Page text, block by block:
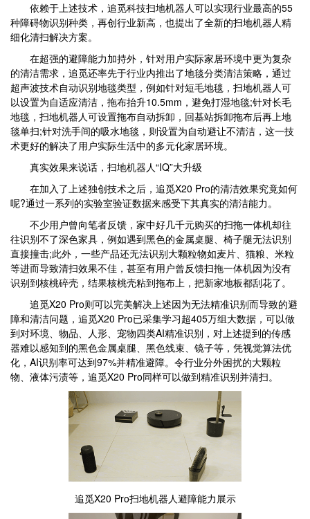
依赖于上述技术，追觅科技扫地机器人可以实现行业最高的55
种障碍物识别种类，再创行业新高，也提出了全新的扫地机器人精
细化清扫解决方案。
在超强的避障能力加持外，针对用户实际家居环境中更为复杂
的清洁需求，追觅还率先于行业内推出了地毯分类清洁策略，通过
超声波技术自动识别地毯类型，例如针对短毛地毯，扫地机器人可
以设置为自适应清洁，拖布抬升10.5mm，避免打湿地毯;针对长毛
地毯，扫地机器人可设置拖布自动拆卸，回基站拆卸拖布后再上地
毯单扫;针对洗手间的吸水地毯，则设置为自动避让不清洁，这一技
术更好的解决了用户实际生活中的多元化家居环境。
真实效果来说话，扫地机器人“IQ”大升级
在加入了上述独创技术之后，追觅X20 Pro的清洁效果究竟如何
呢?通过一系列的实验室验证数据来感受下其真实的清洁能力。
不少用户曾向笔者反馈，家中好几千元购买的扫拖一体机却往
往识别不了深色家具，例如遇到黑色的金属桌腿、椅子腿无法识别
直接撞击;此外，一些产品还无法识别大颗粒物如麦片、猫粮、米粒
等进而导致清扫效果不佳，甚至有用户曾反馈扫拖一体机因为没有
识别到核桃碎壳，结果核桃壳粘到拖布上，把新家地板都刮花了。
追觅X20 Pro则可以完美解决上述因为无法精准识别而导致的避
障和清洁问题，追觅X20 Pro已采集学习超405万组大数据，可以做
到对环境、物品、人形、宠物四类AI精准识别，对上述提到的传感
器难以感知到的黑色金属桌腿、黑色线束、镜子等，凭视觉算法优
化，AI识别率可达到97%并精准避障。令行业分外困扰的大颗粒
物、液体污渍等，追觅X20 Pro同样可以做到精准识别并清扫。
追觅X20 Pro扫地机器人避障能力展示